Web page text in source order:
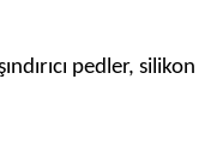
pedler, silikon